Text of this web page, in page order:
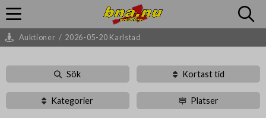
Auktioner / 2026-05-20 Karlstad
Sök Kortast tid
Kategorier Platser